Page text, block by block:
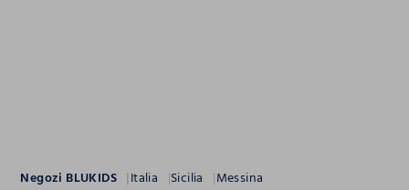
Negozi BLUKIDS Italia Sicilia Messina